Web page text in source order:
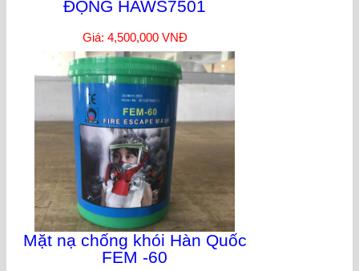
ĐỘNG HAWS7501
Giá: 4,500,000 VNĐ
Mặt nạ chống khói Hàn Quốc
FEM -60